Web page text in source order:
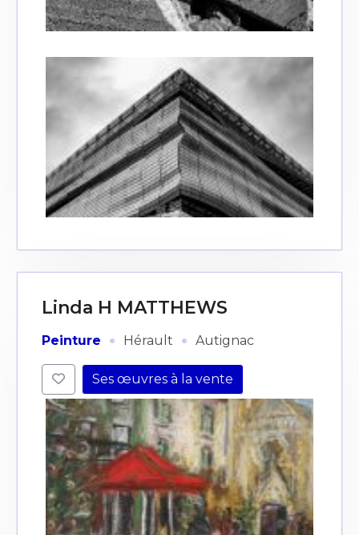
Linda H MATTHEWS
Peinture · Hérault · Autignac
Ses œuvres à la vente